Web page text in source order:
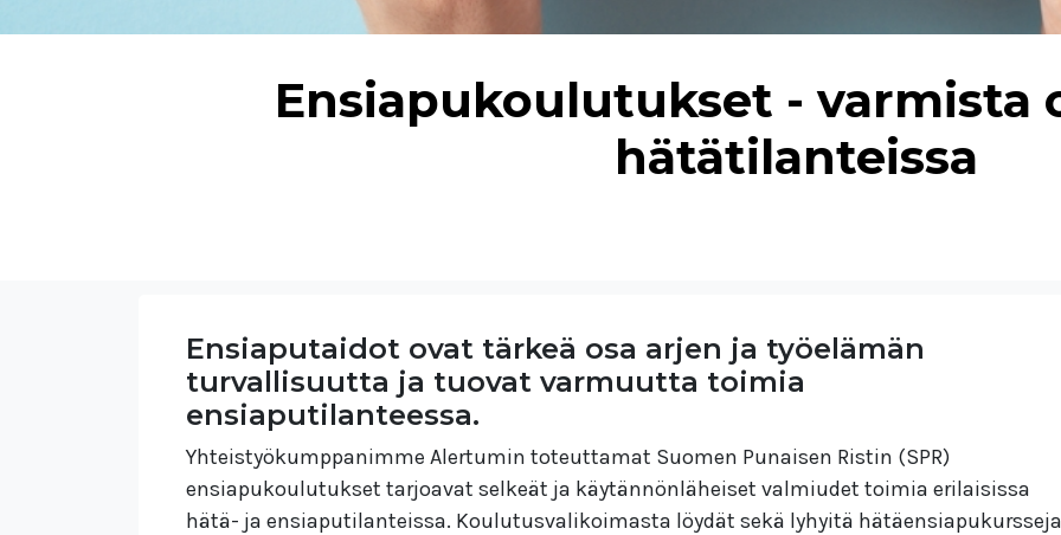
Ensiapukoulutukset - varmista
hätätilanteissa
Ensiaputaidot ovat tärkeä osa arjen ja työelämän
turvallisuutta ja tuovat varmuutta toimia
ensiaputilanteessa.
Yhteistyökumppanimme Alertumin toteuttamat Suomen Punaisen Ristin (SPR)
ensiapukoulutukset tarjoavat selkeät ja käytännönläheiset valmiudet toimia erilaisissa
hätä- ja ensiaputilanteissa. Koulutusvalikoimasta löydät sekä lyhyitä hätäensiapukursseja